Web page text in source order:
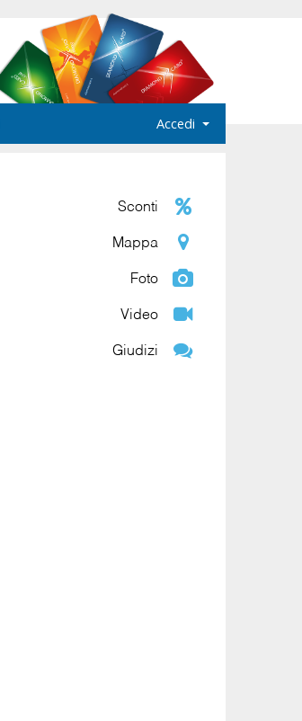
Accedi
Sconti
Mappa
Foto
Video
Giudizi